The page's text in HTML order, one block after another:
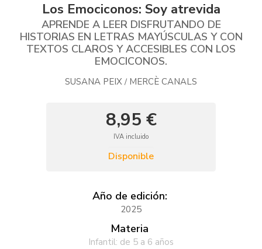
Los Emociconos: Soy atrevida
APRENDE A LEER DISFRUTANDO DE
HISTORIAS EN LETRAS MAYÚSCULAS Y CON
TEXTOS CLAROS Y ACCESIBLES CON LOS
EMOCICONOS.
SUSANA PEIX / MERCÈ CANALS
8,95 €
IVA incluido
Disponible
Año de edición:
2025
Materia
Infantil: de 5 a 6 años